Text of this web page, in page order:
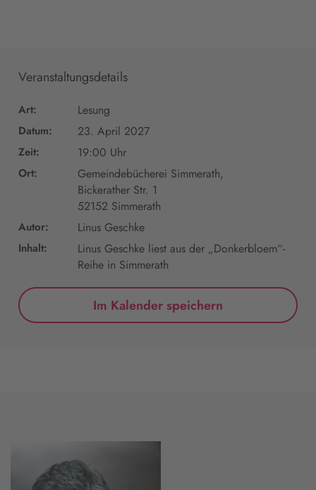
Veranstaltungsdetails
Art: Lesung
Datum: 23. April 2027
Zeit: 19:00 Uhr
Ort:
Gemeindebücherei Simmerath,
Bickerather Str. 1
52152 Simmerath
Autor: Linus Geschke
Inhalt:
Linus Geschke liest aus der „Donkerbloem“-
Reihe in Simmerath
Im Kalender speichern